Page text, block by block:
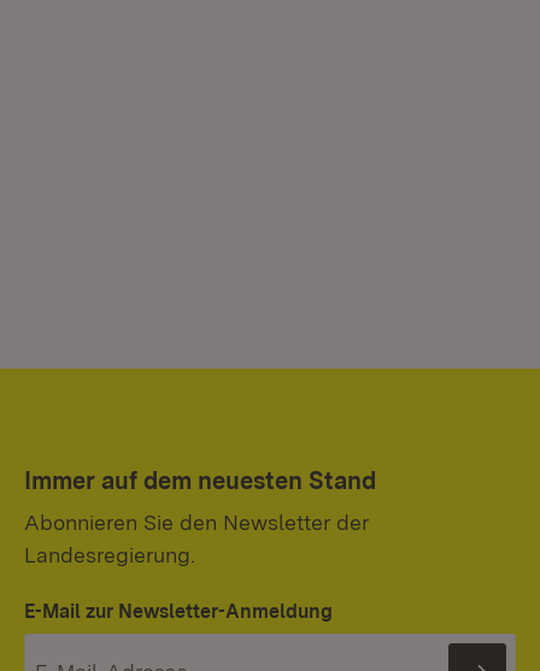
Immer auf dem neuesten Stand
Abonnieren Sie den Newsletter der
Landesregierung.
E-Mail zur Newsletter-Anmeldung